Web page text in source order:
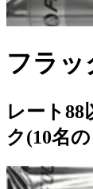
フラッ
レート88
ク(10名